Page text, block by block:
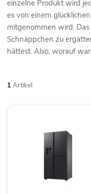
einzelne Produkt wird
es von einem
mitgenommen wird.
Schnäppchen zu
hättest. Also, worauf
1Artikel